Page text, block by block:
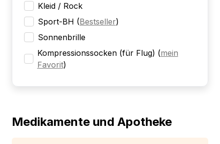
Kleid / Rock
Sport-BH (Bestseller)
Sonnenbrille
Kompressionssocken (für Flug) (mein
Favorit)
Medikamente und Apotheke